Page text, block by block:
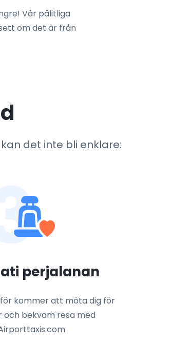
Vår pålitliga
om det är från
det inte bli enklare:
3
perjalanan
kommer att möta dig för
och bekväm resa med